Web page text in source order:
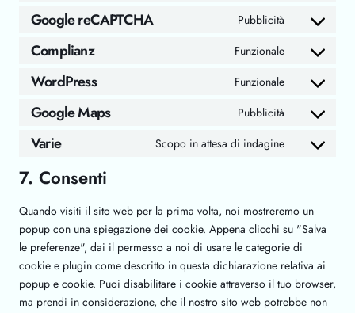
Google reCAPTCHA Pubblicità
Complianz Funzionale
WordPress Funzionale
Google Maps Pubblicità
Varie Scopo in attesa di indagine
7. Consenti
Quando visiti il sito web per la prima volta, noi mostreremo un
popup con una spiegazione dei cookie. Appena clicchi su "Salva
le preferenze", dai il permesso a noi di usare le categorie di
cookie e plugin come descritto in questa dichiarazione relativa ai
popup e cookie. Puoi disabilitare i cookie attraverso il tuo browser,
ma prendi in considerazione, che il nostro sito web potrebbe non